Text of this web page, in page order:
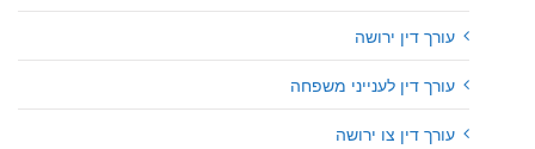
עורך דין ירושה
עורך דין לענייני משפחה
עורך דין צו ירושה